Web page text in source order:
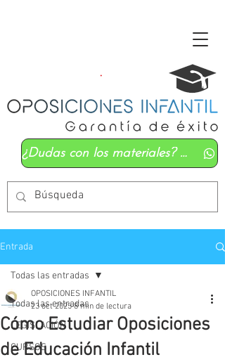
¿Dudas con los materiales? Mándanos un whatsapp
Entrada
Todas las entradas
LEGISLACIÓN
CURSOS
Todas las entradas
Cómo Estudiar Oposiciones
de Educación Infantil
OPOSICIONES INFANTIL
23 oct 2025 8 min de lectura